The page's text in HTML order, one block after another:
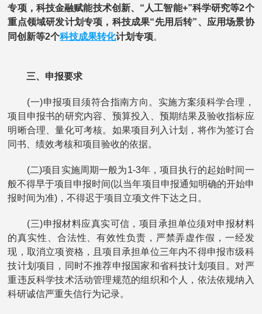
专项，科技金融赋能技术创新、“人工智能+”科学研究等2个
重点领域研发计划专项，科技成果“先用后转”、应用场景协
同创新等2个科技成果转化计划专项。
三、申报要求
(一)申报项目须符合指南方向。实施方案须科学合理，
项目申报书的研究内容、预算投入、预期结果及验收指标应
明晰合理、量化可考核。如果项目列入计划，将作为签订合
同书、绩效考核和项目验收的依据。
(二)项目实施周期一般为1-3年，项目执行的起始时间一
般不得早于项目申报时间(以当年项目申报通知明确的开始申
报时间为准)，不得迟于项目立项文件下达之日。
(三)申报材料应真实可信，项目承担单位须对申报材料
的真实性、合法性、有效性负责，严禁弄虚作假，一经发
现，取消立项资格，且项目承担单位三年内不得申报市级科
技计划项目，同时不推荐申报国家和省科技计划项目。对严
重违反科学技术活动管理规范的组织和个人，依法依规纳入
科研诚信严重失信行为记录。